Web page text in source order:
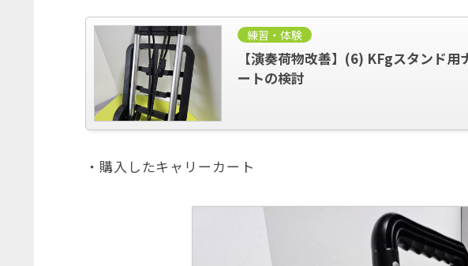
練習・体験
【演奏荷物改善】(6) KFgスタンド
ートの検討
・購入したキャリーカート